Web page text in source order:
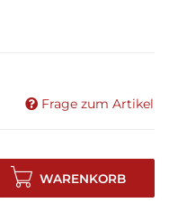
Frage zum Artikel
WARENKORB